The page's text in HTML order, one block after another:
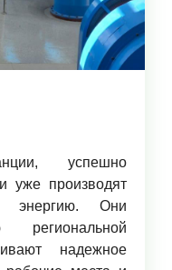
успешно
уже производят
энергию. Они
региональной
надежное